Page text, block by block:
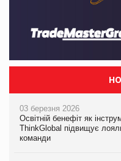
03 березня 2026
Освітній бенефіт як
ThinkGlobal підвищує
команди